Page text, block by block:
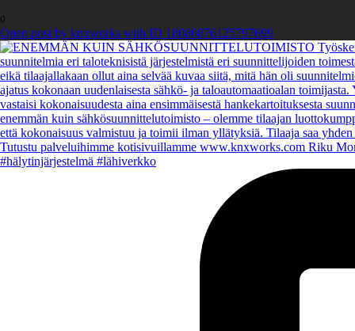
0
Open post by knxworks with ID 18086876125797699